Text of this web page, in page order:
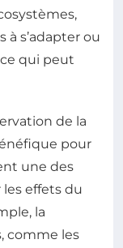
s’adapter ou
qui peut
de la
pour
une des
effets du
la
comme les